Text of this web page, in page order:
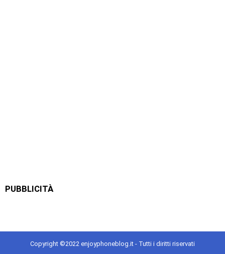
PUBBLICITÀ
Copyright ©2022 enjoyphoneblog.it - Tutti i diritti riservati